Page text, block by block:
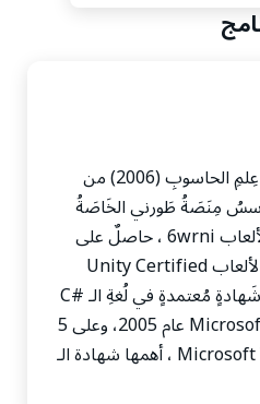
حاصل على بكالوريوس في عِلمِ الحاسوبِ (2006) من
مِنَصَةُ طَورني الخَاصَةُ
بتعليمِ تَطويرُ التطبيقات والألعاب 6wrni ، حاصلٌ على
شَهادةٍ مُعتمدةٍ في مُحَرِكِ الألعاب Unity Certified
Developer و حاصلٌ على شَهادةٍ مُعتمدةٍ في لُغةِ الـ #C
مِن مَعهدٍ مُعتمَدٍ مِن قِبَلِ Microsoft عام 2005، وعلى 5
شهاداتٍ إلكترونيةٍ مِن : Microsoft VA ، أهمها شهادة الـ